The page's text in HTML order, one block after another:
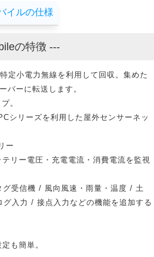
イルの仕様
の特徴 ---
定小電力無線を利用して回収。集めた
バーに転送します。
。
シリーズを利用した屋外センサーネッ
ー
リー電圧・充電電流・消費電流を監視
受信機 / 風向風速・雨量・温度 / 土
入力 / 接点入力などの機能を追加する
も簡単。